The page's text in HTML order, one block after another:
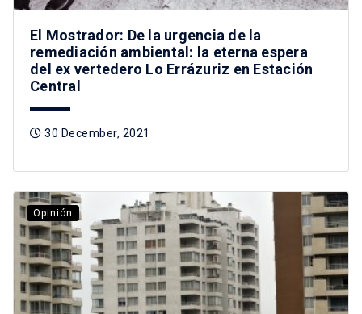
El Mostrador: De la urgencia de la
remediación ambiental: la eterna espera
del ex vertedero Lo Errázuriz en Estación
Central
30 December, 2021
Opinión